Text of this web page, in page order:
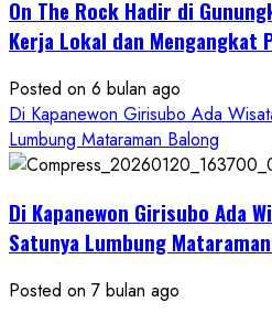
On The Rock Hadir di
Kerja Lokal dan Mengangkat
Posted on 6 bulan ago
Di Kapanewon Girisubo Ada
Lumbung Mataraman Balong
Di Kapanewon Girisubo Ada
Satunya Lumbung
Posted on 7 bulan ago